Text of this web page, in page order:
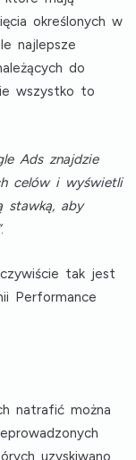
określonych w
najlepsze
do
wszystko to
Ads znajdzie
celów i wyświetli
stawką, aby
.
tak jest
Performance
natrafić można
uzyskiwano